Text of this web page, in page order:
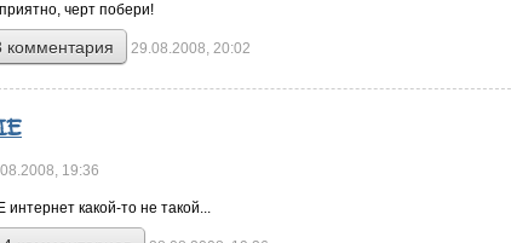
черт побери!
комментария 29.08.2008, 20:02
19:36
интернет какой-то не такой...